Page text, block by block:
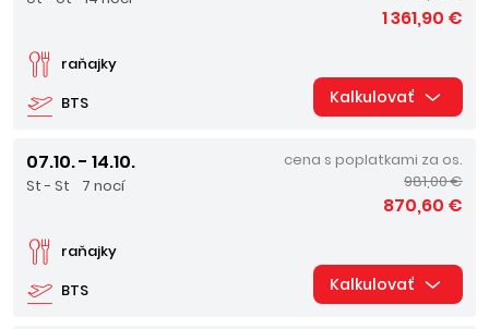
BTS
raňajky
1 361,90 €
Kalkulovať
07.10. - 14.10.
St - St 7 nocí
BTS
raňajky
cena s poplatkami za os.
981,00 €
870,60 €
Kalkulovať